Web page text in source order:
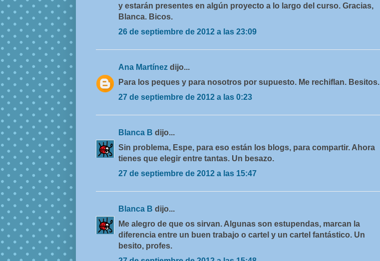
y estarán presentes en algún proyecto a lo largo del curso. Gracias,
Blanca. Bicos.
26 de septiembre de 2012 a las 23:09
Ana Martínez dijo...
Para los peques y para nosotros por supuesto. Me rechiflan. Besitos.
27 de septiembre de 2012 a las 0:23
Blanca B dijo...
Sin problema, Espe, para eso están los blogs, para compartir. Ahora
tienes que elegir entre tantas. Un besazo.
27 de septiembre de 2012 a las 15:47
Blanca B dijo...
Me alegro de que os sirvan. Algunas son estupendas, marcan la
diferencia entre un buen trabajo o cartel y un cartel fantástico. Un
besito, profes.